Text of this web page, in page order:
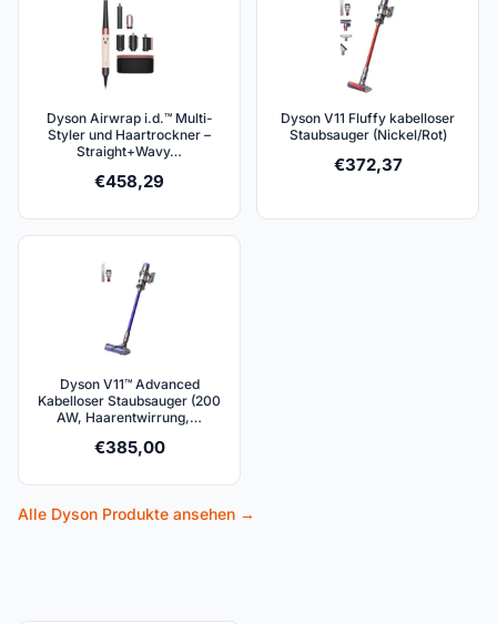
Dyson Airwrap i.d.™ Multi-
Styler und Haartrockner –
Straight+Wavy…
€458,29
Dyson V11 Fluffy kabelloser
Staubsauger (Nickel/Rot)
€372,37
Dyson V11™ Advanced
Kabelloser Staubsauger (200
AW, Haarentwirrung,…
€385,00
Alle Dyson Produkte ansehen →